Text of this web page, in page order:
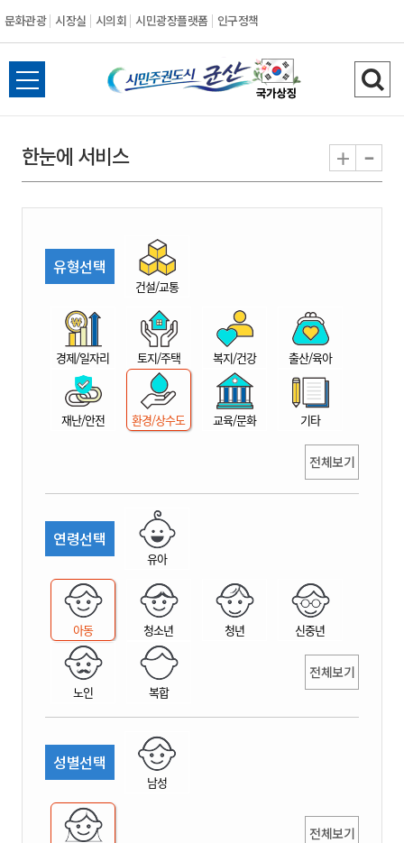
문화관광 시장실 시의회 시민광장플랫폼 인구정책
시
민
권
시
산
전
체
뉴
열
검
색
기
한눈에 서비스 + -
유형선택
건설/교통
경제/일자리 토지/주택 복지/건강 출산/육아
재난/안전 환경/상수도 교육/문화 기타
전체보기
연령선택
유아
아동 청소년 청년 신중년
노인 복합
전체보기
성별선택
남성
전체보기